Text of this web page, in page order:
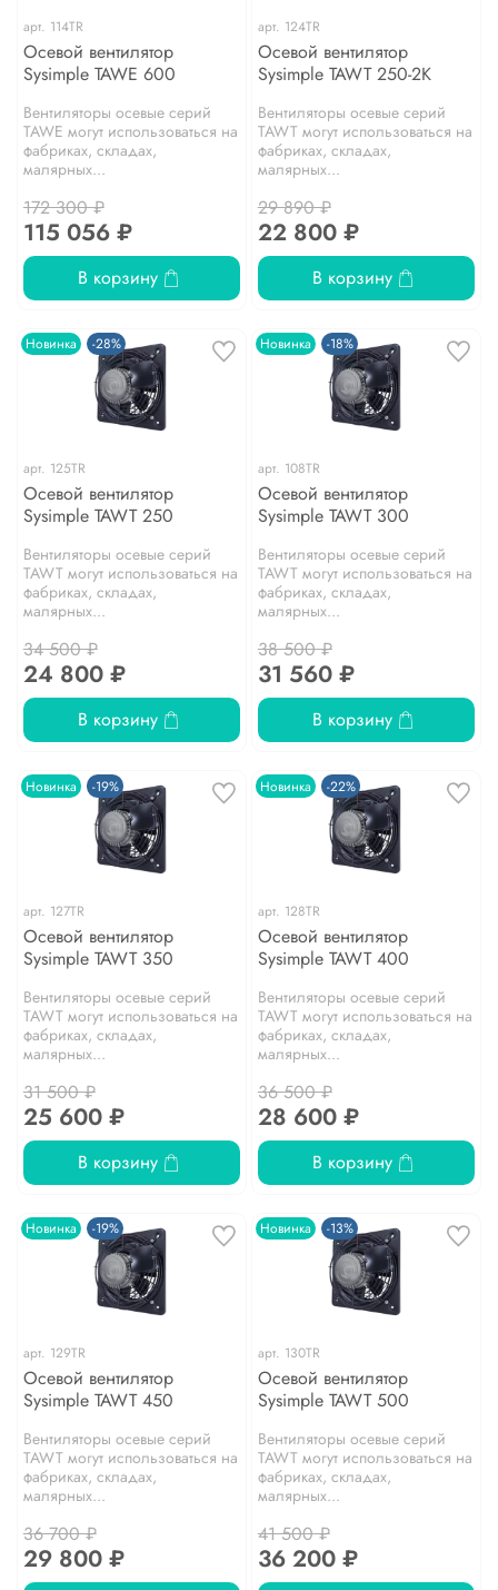
арт. 114TR
Осевой вентилятор
Sysimple TAWE 600
Вентиляторы осевые серий
TAWE могут использоваться на
фабриках, складах,
малярных...
172 300 ₽
115 056 ₽
В корзину
арт. 124TR
Осевой вентилятор
Sysimple TAWT 250-2K
Вентиляторы осевые серий
TAWT могут использоваться на
фабриках, складах,
малярных...
29 890 ₽
22 800 ₽
В корзину
Новинка -28%
арт. 125TR
Осевой вентилятор
Sysimple TAWT 250
Вентиляторы осевые серий
TAWT могут использоваться на
фабриках, складах,
малярных...
34 500 ₽
24 800 ₽
В корзину
Новинка -18%
арт. 108TR
Осевой вентилятор
Sysimple TAWT 300
Вентиляторы осевые серий
TAWT могут использоваться на
фабриках, складах,
малярных...
38 500 ₽
31 560 ₽
В корзину
Новинка -19%
арт. 127TR
Осевой вентилятор
Sysimple TAWT 350
Вентиляторы осевые серий
TAWT могут использоваться на
фабриках, складах,
малярных...
31 500 ₽
25 600 ₽
В корзину
Новинка -22%
арт. 128TR
Осевой вентилятор
Sysimple TAWT 400
Вентиляторы осевые серий
TAWT могут использоваться на
фабриках, складах,
малярных...
36 500 ₽
28 600 ₽
В корзину
Новинка -19%
арт. 129TR
Осевой вентилятор
Sysimple TAWT 450
Вентиляторы осевые серий
TAWT могут использоваться на
фабриках, складах,
малярных...
36 700 ₽
29 800 ₽
Новинка -13%
арт. 130TR
Осевой вентилятор
Sysimple TAWT 500
Вентиляторы осевые серий
TAWT могут использоваться на
фабриках, складах,
малярных...
41 500 ₽
36 200 ₽